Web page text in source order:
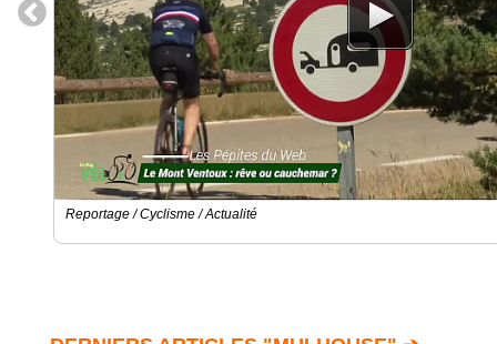
Reportage / Cyclisme / Actualité